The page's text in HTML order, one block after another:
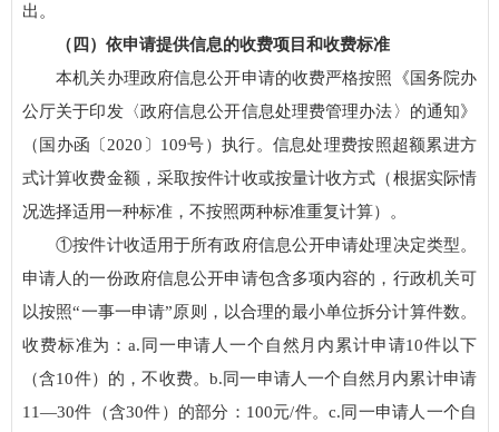
出。
（四）依申请提供信息的收费项目和收费标准
本机关办理政府信息公开申请的收费严格按照《国务院办
公厅关于印发〈政府信息公开信息处理费管理办法〉的通知》
（国办函〔2020〕109号）执行。信息处理费按照超额累进方
式计算收费金额，采取按件计收或按量计收方式（根据实际情
况选择适用一种标准，不按照两种标准重复计算）。
①按件计收适用于所有政府信息公开申请处理决定类型。
申请人的一份政府信息公开申请包含多项内容的，行政机关可
以按照“一事一申请”原则，以合理的最小单位拆分计算件数。
收费标准为：a.同一申请人一个自然月内累计申请10件以下
（含10件）的，不收费。b.同一申请人一个自然月内累计申请
11—30件（含30件）的部分：100元/件。c.同一申请人一个自